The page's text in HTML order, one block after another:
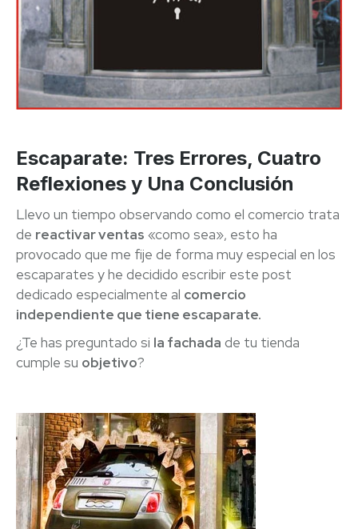
Escaparate: Tres Errores, Cuatro
Reflexiones y Una Conclusión
Llevo un tiempo observando como el comercio trata
de reactivar ventas «como sea», esto ha
provocado que me fije de forma muy especial en los
escaparates y he decidido escribir este post
dedicado especialmente al comercio
independiente que tiene escaparate.
¿Te has preguntado si la fachada de tu tienda
cumple su objetivo?